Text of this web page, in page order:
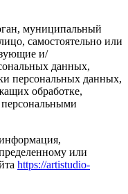
муниципальный
самостоятельно или
и/
данных,
персональных данных,
обработке,
или
https://artistudio-